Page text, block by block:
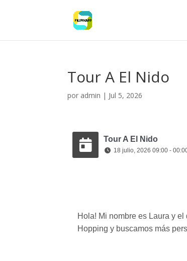
Tour A El Nido
por admin | Jul 5, 2026
Tour A El Nido
18 julio, 2026 09:00 -
Hola! Mi nombre es Laura y
Hopping y buscamos más